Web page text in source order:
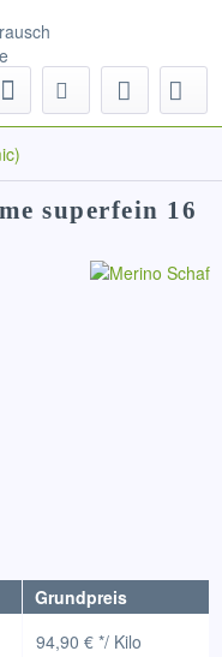
superfein 16
Grundpreis
94,90 € */ Kilo